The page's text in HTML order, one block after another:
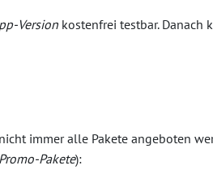
Version kostenfrei testbar. Danach
immer alle Pakete angeboten
Promo-Pakete):